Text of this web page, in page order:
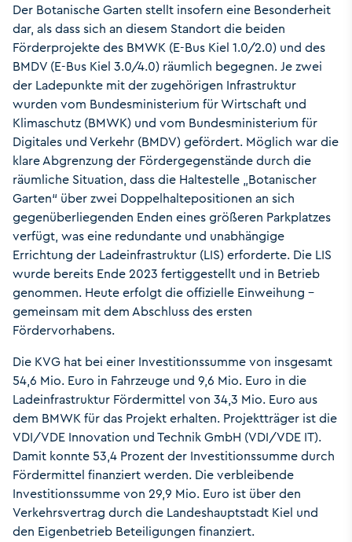
Der Botanische Garten stellt insofern eine Besonderheit
dar, als dass sich an diesem Standort die beiden
Förderprojekte des BMWK (E-Bus Kiel 1.0/2.0) und des
BMDV (E-Bus Kiel 3.0/4.0) räumlich begegnen. Je zwei
der Ladepunkte mit der zugehörigen Infrastruktur
wurden vom Bundesministerium für Wirtschaft und
Klimaschutz (BMWK) und vom Bundesministerium für
Digitales und Verkehr (BMDV) gefördert. Möglich war die
klare Abgrenzung der Fördergegenstände durch die
räumliche Situation, dass die Haltestelle „Botanischer
Garten“ über zwei Doppelhaltepositionen an sich
gegenüberliegenden Enden eines größeren Parkplatzes
verfügt, was eine redundante und unabhängige
Errichtung der Ladeinfrastruktur (LIS) erforderte. Die LIS
wurde bereits Ende 2023 fertiggestellt und in Betrieb
genommen. Heute erfolgt die offizielle Einweihung –
gemeinsam mit dem Abschluss des ersten
Fördervorhabens.
Die KVG hat bei einer Investitionssumme von insgesamt
54,6 Mio. Euro in Fahrzeuge und 9,6 Mio. Euro in die
Ladeinfrastruktur Fördermittel von 34,3 Mio. Euro aus
dem BMWK für das Projekt erhalten. Projektträger ist die
VDI/VDE Innovation und Technik GmbH (VDI/VDE IT).
Damit konnte 53,4 Prozent der Investitionssumme durch
Fördermittel finanziert werden. Die verbleibende
Investitionssumme von 29,9 Mio. Euro ist über den
Verkehrsvertrag durch die Landeshauptstadt Kiel und
den Eigenbetrieb Beteiligungen finanziert.